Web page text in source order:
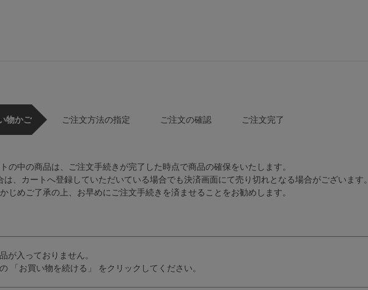
物かご ご注文方法の指定 ご注文の確認 ご注文完了
の中の商品は、ご注文手続きが完了した時点で商品の確保をいたします。
、カートへ登録していただいている場合でも決済画面にて売り切れとなる場合がございます。
じめご了承の上、お早めにご注文手続きを済ませることをお勧めします。
が入っておりません。
「お買い物を続ける」 をクリックしてください。